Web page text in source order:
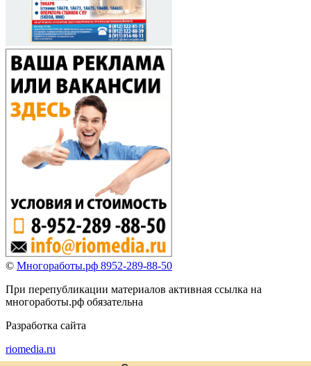
© Многоработы.рф 8952-289-88-50
При перепубликации материалов активная ссылка на
многоработы.рф обязательна
Разработка сайта
riomedia.ru